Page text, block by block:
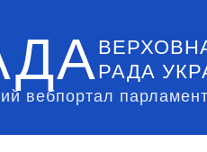
РАДА
вебпортал